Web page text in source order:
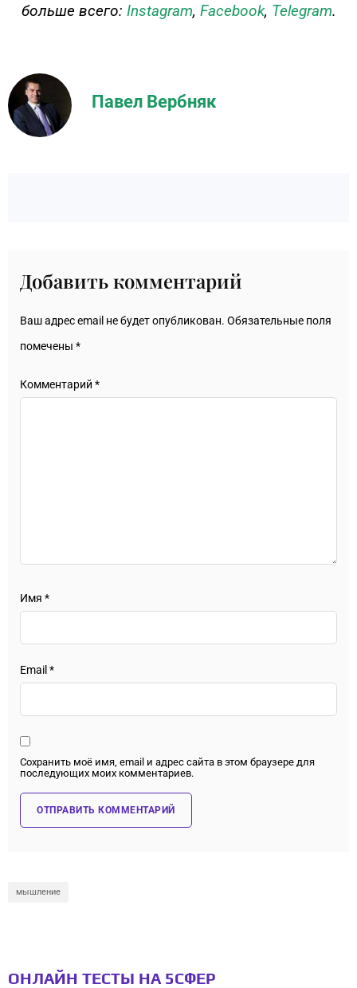
больше всего: Instagram, Facebook, Telegram.
Павел Вербняк
Добавить комментарий
Ваш адрес email не будет опубликован. Обязательные поля
помечены *
Комментарий *
Имя *
Email *
Сохранить моё имя, email и адрес сайта в этом браузере для
последующих моих комментариев.
мышление
ОНЛАЙН ТЕСТЫ НА 5СФЕР